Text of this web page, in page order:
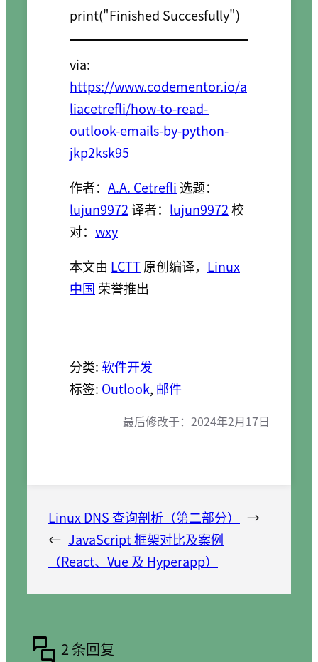
print("Finished Succesfully")
via:
https://www.codementor.io/a
liacetrefli/how-to-read-
outlook-emails-by-python-
jkp2ksk95
作者： A.A. Cetrefli 选题：
lujun9972译者： lujun9972校
对： wxy
本文由 LCTT原创编译， Linux
中国荣誉推出
分类:软件开发
标签: Outlook, 邮件
最后修改于： 2024年2月17日
Linux DNS 查询剖析（第二部分）
→
← JavaScript 框架对比及案例
（React、Vue 及 Hyperapp）
2 条回复